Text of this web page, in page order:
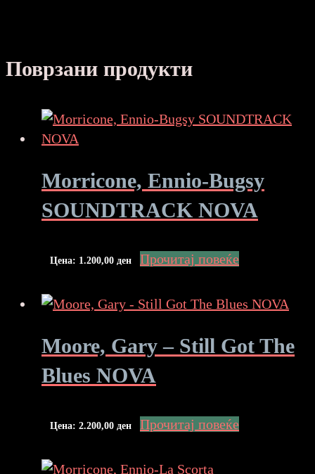
Поврзани продукти
Morricone, Ennio-Bugsy
SOUNDTRACK NOVA
Цена: 1.200,00 ден Прочитај повеќе
Moore, Gary – Still Got The
Blues NOVA
Цена: 2.200,00 ден Прочитај повеќе